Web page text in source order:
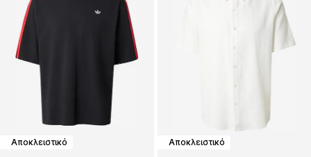
Αποκλειστικό Αποκλειστικό